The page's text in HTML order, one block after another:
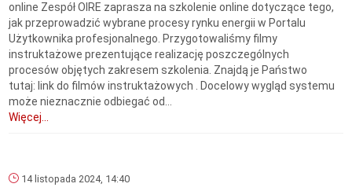
online Zespół OIRE zaprasza na szkolenie online dotyczące tego,
jak przeprowadzić wybrane procesy rynku energii w Portalu
Użytkownika profesjonalnego. Przygotowaliśmy filmy
instruktażowe prezentujące realizację poszczególnych
procesów objętych zakresem szkolenia. Znajdą je Państwo
tutaj: link do filmów instruktażowych . Docelowy wygląd systemu
może nieznacznie odbiegać od...
Więcej...
14 listopada 2024, 14:40